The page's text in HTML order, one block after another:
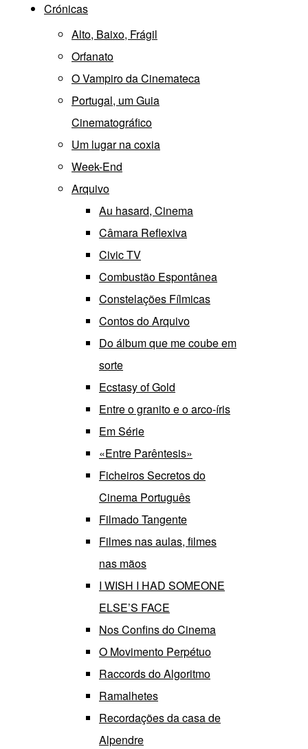
Crónicas
Alto, Baixo, Frágil
Orfanato
O Vampiro da Cinemateca
Portugal, um Guia
Cinematográfico
Um lugar na coxia
Week-End
Arquivo
Au hasard, Cinema
Câmara Reflexiva
Civic TV
Combustão Espontânea
Constelações Fílmicas
Contos do Arquivo
Do álbum que me coube em
sorte
Ecstasy of Gold
Entre o granito e o arco-íris
Em Série
«Entre Parêntesis»
Ficheiros Secretos do
Cinema Português
Filmado Tangente
Filmes nas aulas, filmes
nas mãos
I WISH I HAD SOMEONE
ELSE’S FACE
Nos Confins do Cinema
O Movimento Perpétuo
Raccords do Algoritmo
Ramalhetes
Recordações da casa de
Alpendre